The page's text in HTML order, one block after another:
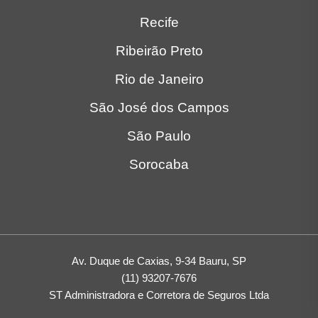
Recife
Ribeirão Preto
Rio de Janeiro
São José dos Campos
São Paulo
Sorocaba
Av. Duque de Caxias, 9-34 Bauru, SP
(11) 93207-7676
ST Administradora e Corretora de Seguros Ltda